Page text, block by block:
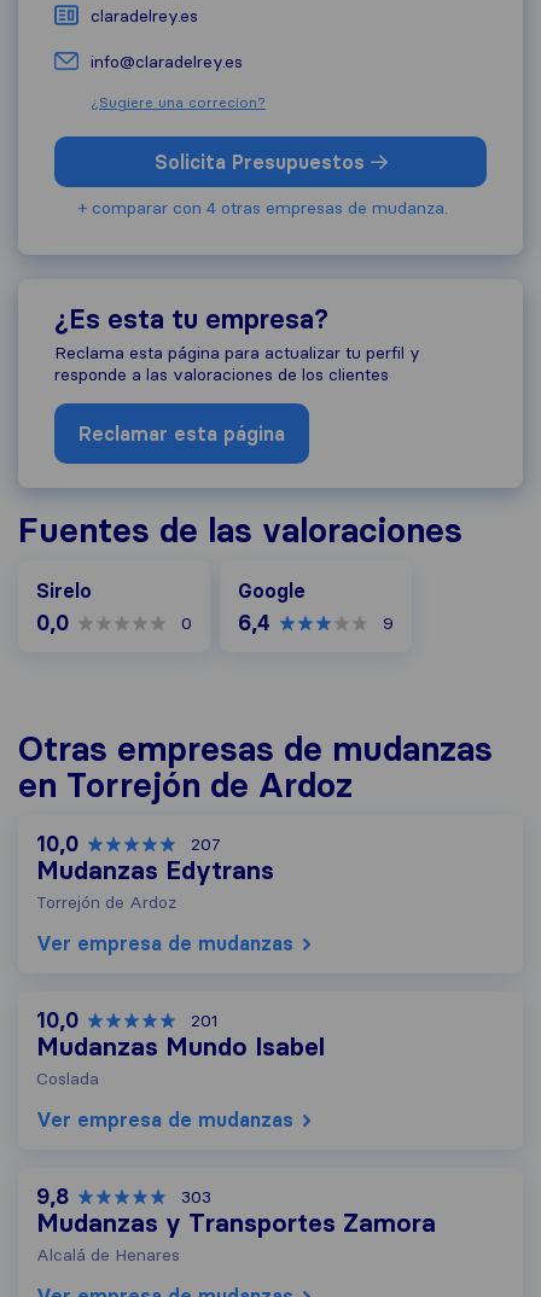
claradelrey.es
info@claradelrey.es
¿Sugiere una correcion?
Solicita Presupuestos
+ comparar con 4 otras empresas de mudanza.
¿Es esta tu empresa?
Reclama esta página para actualizar tu perfil y
responde a las valoraciones de los clientes
Reclamar esta página
Fuentes de las valoraciones
Sirelo
0,0 0
Google
6,4 9
Otras empresas de mudanzas
en Torrejón de Ardoz
10,0 207
Mudanzas Edytrans
Torrejón de Ardoz
Ver empresa de mudanzas
10,0 201
Mudanzas Mundo Isabel
Coslada
Ver empresa de mudanzas
9,8 303
Mudanzas y Transportes Zamora
Alcalá de Henares